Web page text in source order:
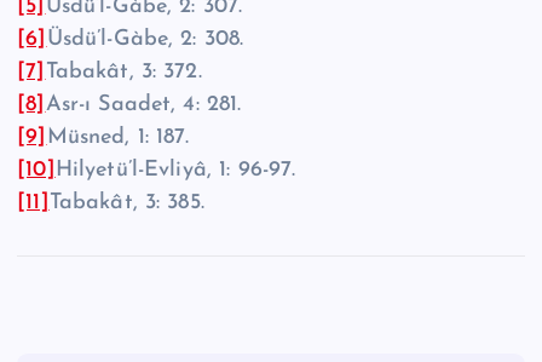
[5] Üsdü’l-Gàbe, 2: 307.
[6] Üsdü’l-Gàbe, 2: 308.
[7]
Tabakât, 3: 372.
[8] Asr-ı Saadet, 4: 281.
[9] Müsned, 1: 187.
[10] Hilyetü’l-Evliyâ, 1: 96-97.
[11]
Tabakât, 3: 385.